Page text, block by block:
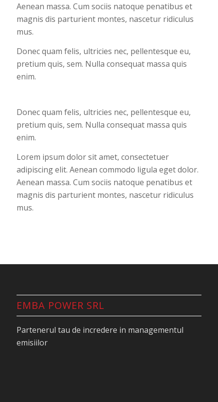
Aenean massa. Cum sociis natoque penatibus et
magnis dis parturient montes, nascetur ridiculus
mus.
Donec quam felis, ultricies nec, pellentesque eu,
pretium quis, sem. Nulla consequat massa quis
enim.
Donec quam felis, ultricies nec, pellentesque eu,
pretium quis, sem. Nulla consequat massa quis
enim.
Lorem ipsum dolor sit amet, consectetuer
adipiscing elit. Aenean commodo ligula eget dolor.
Aenean massa. Cum sociis natoque penatibus et
magnis dis parturient montes, nascetur ridiculus
mus.
EMBA POWER SRL
Partenerul tau de incredere in managementul
emisiilor